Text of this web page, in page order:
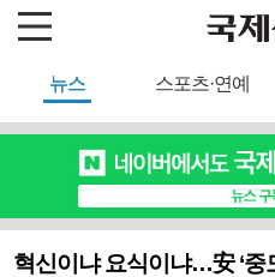
뉴스 스포츠·연예
혁신이냐 요식이냐…安 ‘중